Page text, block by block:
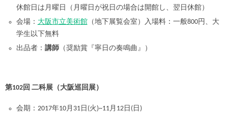
休館日は月曜日（月曜日が祝日の場合は開館し、翌日休館）
会場： 大阪市立美術館（地下展覧会室）入場料：一般800円、大
学生以下無料
出品者： 講師（奨励賞『寧日の奏鳴曲』）
第102回 二科展（大阪巡回展）
会期：2017年10月31日(火)~11月12日(日)